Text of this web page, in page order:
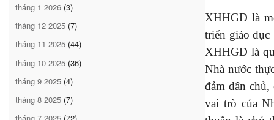
tháng 1 2026 (3)
tháng 12 2025 (7)
tháng 11 2025 (44)
tháng 10 2025 (36)
tháng 9 2025 (4)
tháng 8 2025 (7)
XHHGD là
triển giáo dục
XHHGD là
Nhà nước
đảm dân
vai trò của